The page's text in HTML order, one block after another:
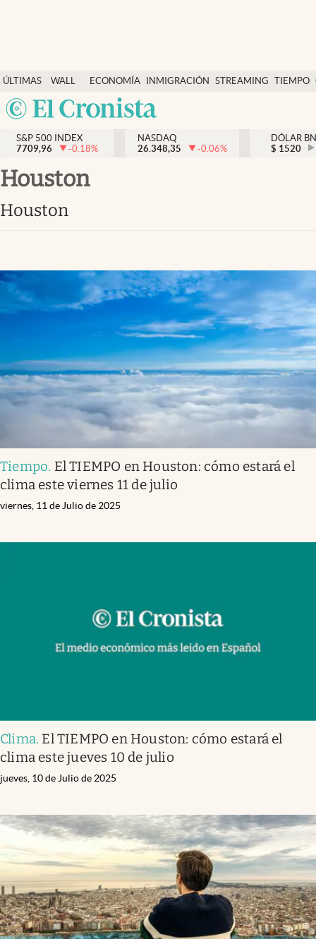
ÚLTIMAS
NOTICIAS
WALL
STREET
Y
DÓLAR
ECONOMÍA INMIGRACIÓN STREAMING TIEMPO
México
Finanzas y economía
Wall Street y dólar
Inmigración
Tiempo
Ciencia y salud
Streaming
PC y mobile
USA
S&P 500 INDEX
7709,96
-0.18%
NASDAQ
26.348,35
-0.06%
DÓLAR
$ 1520
Houston
Houston
Tiempo. El TIEMPO en Houston: cómo estará el
clima este viernes 11 de julio
viernes, 11 de Julio de 2025
Clima. El TIEMPO en Houston: cómo estará el
clima este jueves 10 de julio
jueves, 10 de Julio de 2025